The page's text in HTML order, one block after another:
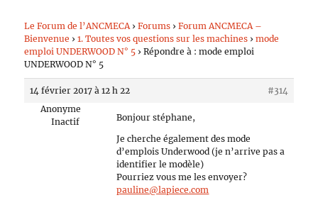
Le Forum de l’ANCMECA › Forums › Forum ANCMECA –
Bienvenue › 1. Toutes vos questions sur les machines › mode
emploi UNDERWOOD N° 5 › Répondre à : mode emploi
UNDERWOOD N° 5
14 février 2017 à 12 h 22
#314
Anonyme
Inactif
Bonjour stéphane,
Je cherche également des mode
d’emplois Underwood (je n’arrive pas a
identifier le modèle)
Pourriez vous me les envoyer?
pauline@lapiece.com